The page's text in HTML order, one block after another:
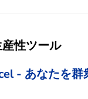
性ツール
- あなたを群